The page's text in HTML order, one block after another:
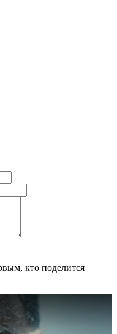
кто поделится